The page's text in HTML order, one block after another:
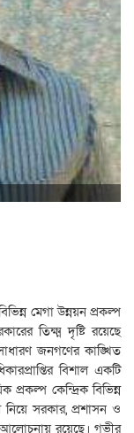
মেগা উন্নয়ন প্রকল্প
তিক্ষ্ম দৃষ্টি রয়েছে
জনগণের কাঙ্খিত
বিশাল একটি
কেন্দ্রিক বিভিন্ন
নিয়ে সরকার, প্রশাসন ও
আলোচনায় রয়েছে। গভীর